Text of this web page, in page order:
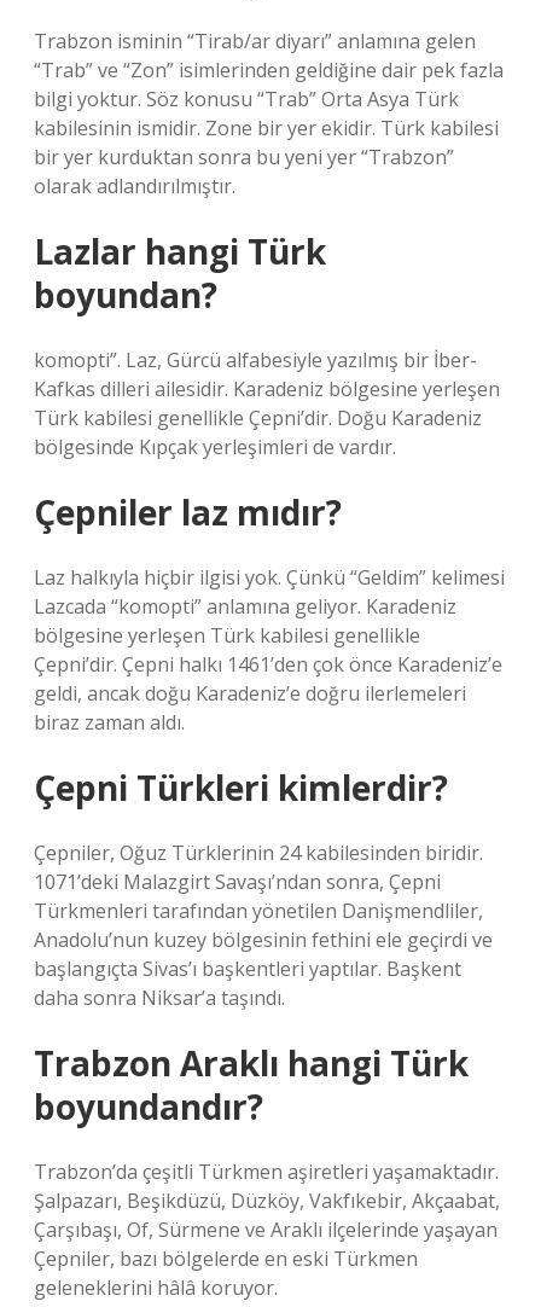
Trabzon isminin “Tirab/ar diyarı” anlamına gelen
“Trab” ve “Zon” isimlerinden geldiğine dair pek fazla
bilgi yoktur. Söz konusu “Trab” Orta Asya Türk
kabilesinin ismidir. Zone bir yer ekidir. Türk kabilesi
bir yer kurduktan sonra bu yeni yer “Trabzon”
olarak adlandırılmıştır.
Lazlar hangi Türk
boyundan?
komopti”. Laz, Gürcü alfabesiyle yazılmış bir İber-
Kafkas dilleri ailesidir. Karadeniz bölgesine yerleşen
Türk kabilesi genellikle Çepni’dir. Doğu Karadeniz
bölgesinde Kıpçak yerleşimleri de vardır.
Çepniler laz mıdır?
Laz halkıyla hiçbir ilgisi yok. Çünkü “Geldim” kelimesi
Lazcada “komopti” anlamına geliyor. Karadeniz
bölgesine yerleşen Türk kabilesi genellikle
Çepni’dir. Çepni halkı 1461’den çok önce Karadeniz’e
geldi, ancak doğu Karadeniz’e doğru ilerlemeleri
biraz zaman aldı.
Çepni Türkleri kimlerdir?
Çepniler, Oğuz Türklerinin 24 kabilesinden biridir.
1071’deki Malazgirt Savaşı’ndan sonra, Çepni
Türkmenleri tarafından yönetilen Danişmendliler,
Anadolu’nun kuzey bölgesinin fethini ele geçirdi ve
başlangıçta Sivas’ı başkentleri yaptılar. Başkent
daha sonra Niksar’a taşındı.
Trabzon Araklı hangi Türk
boyundandır?
Trabzon’da çeşitli Türkmen aşiretleri yaşamaktadır.
Şalpazarı, Beşikdüzü, Düzköy, Vakfıkebir, Akçaabat,
Çarşıbaşı, Of, Sürmene ve Araklı ilçelerinde yaşayan
Çepniler, bazı bölgelerde en eski Türkmen
geleneklerini hâlâ koruyor.